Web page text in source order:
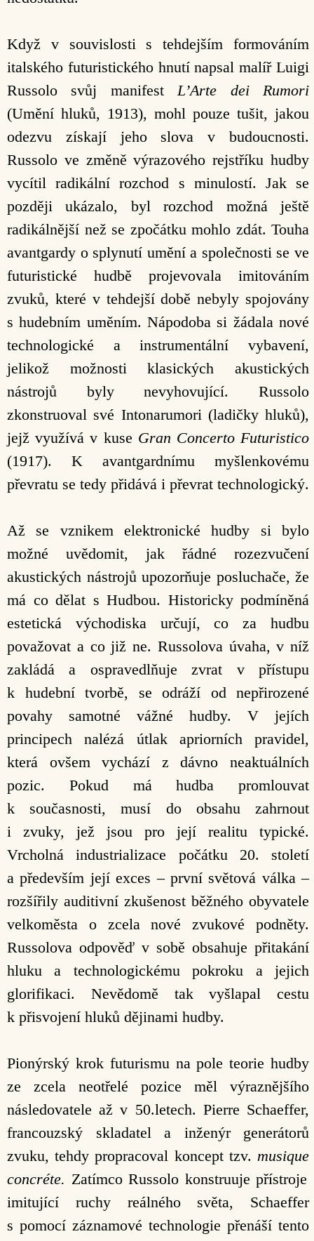
Když v souvislosti s tehdejším formováním
italského futuristického hnutí napsal malíř Luigi
Russolo svůj manifest L’Arte deiRumori
(Umění hluků, 1913), mohl pouze tušit, jakou
odezvu získají jeho slova v budoucnosti.
Russolo ve změně výrazového rejstříku hudby
vycítil radikální rozchod s minulostí. Jak se
později ukázalo, byl rozchod možná ještě
radikálnější než se zpočátku mohlo zdát. Touha
avantgardy o splynutí umění a společnosti se ve
futuristické hudbě projevovala imitováním
zvuků, které v tehdejší době nebyly spojovány
s hudebním uměním. Nápodoba si žádala nové
technologické a instrumentální vybavení,
jelikož možnosti klasických akustických
nástrojů byly nevyhovující. Russolo
zkonstruoval své Intonarumori (ladičky hluků),
jejž využívá v kuse Gran Concerto Futuristico
(1917). K avantgardnímu myšlenkovému
převratu se tedy přidává i převrat technologický.
Až se vznikem elektronické hudby si bylo
možné uvědomit, jak řádné rozezvučení
akustických nástrojů upozorňuje posluchače, že
má co dělat s Hudbou. Historicky podmíněná
estetická východiska určují, co za hudbu
považovat a co již ne. Russolova úvaha, v níž
zakládá a ospravedlňuje zvrat v přístupu
k hudební tvorbě, se odráží od nepřirozené
povahy samotné vážné hudby. V jejích
principech nalézá útlak apriorních pravidel,
která ovšem vychází z dávno neaktuálních
pozic. Pokud má hudba promlouvat
k současnosti, musí do obsahu zahrnout
i zvuky, jež jsou pro její realitu typické.
Vrcholná industrializace počátku 20. století
a především její exces – první světová válka –
rozšířily auditivní zkušenost běžného obyvatele
velkoměsta o zcela nové zvukové podněty.
Russolova odpověď v sobě obsahuje přitakání
hluku a technologickému pokroku a jejich
glorifikaci. Nevědomě tak vyšlapal cestu
k přisvojení hluků dějinami hudby.
Pionýrský krok futurismu na pole teorie hudby
ze zcela neotřelé pozice měl výraznějšího
následovatele až v 50.letech. Pierre Schaeffer,
francouzský skladatel a inženýr generátorů
zvuku, tehdy propracoval koncept tzv. musique
concréte. Zatímco Russolo konstruuje přístroje
imitující ruchy reálného světa, Schaeffer
s pomocí záznamové technologie přenáší tento